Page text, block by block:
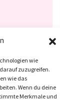
wie
zuzugreifen.
wie das
Wenn du deine
Merkmale und